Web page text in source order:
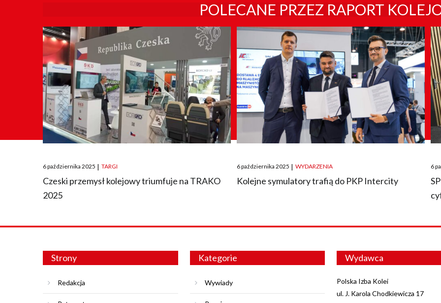
POLECANE PRZEZ RAPORT
Posted
on
6 października 2025 TARGI
Czeski przemysł kolejowy triumfuje na TRAKO
2025
Posted
on
6 października 2025 WYDARZENIA
Kolejne symulatory trafią do PKP Intercity
on
6
Strony
Redakcja
Kategorie
Wywiady
Wydawca
Polska Izba Kolei
ul. J. Karola Chodkiewicza 17